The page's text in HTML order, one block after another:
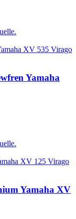
Yamaha
Yamaha XV